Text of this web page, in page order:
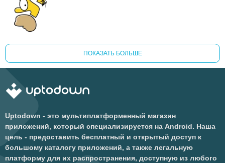
ПОКАЗАТЬ БОЛЬШЕ
Uptodown - это мультиплатформенный магазин
приложений, который специализируется на Android. Наша
цель - предоставить бесплатный и открытый доступ к
большому каталогу приложений, а также легальную
платформу для их распространения, доступную из любого